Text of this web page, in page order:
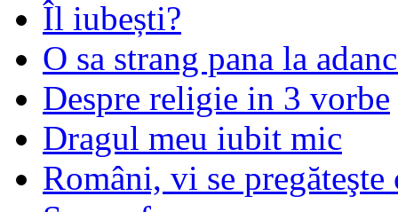
Îl iubești?
O sa strang pana la
Despre religie in 3 vorbe
Dragul meu iubit mic
Români, vi se pregăteşte